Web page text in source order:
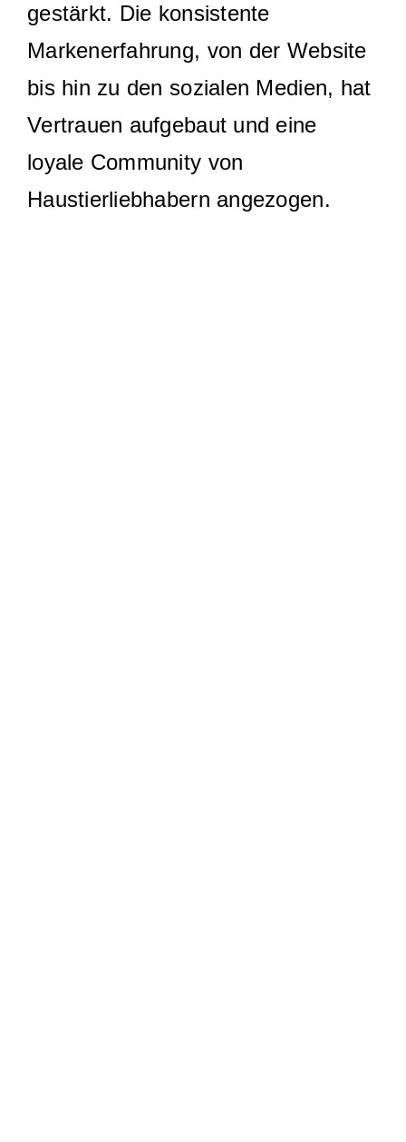
gestärkt. Die konsistente
Markenerfahrung, von der Website
bis hin zu den sozialen Medien, hat
Vertrauen aufgebaut und eine
loyale Community von
Haustierliebhabern angezogen.